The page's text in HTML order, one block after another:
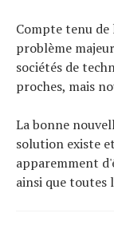
Compte tenu de
problème
sociétés de
proches, mais
La bonne
solution existe
apparemment
ainsi que toutes